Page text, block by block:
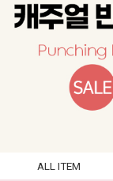
ALL ITEM